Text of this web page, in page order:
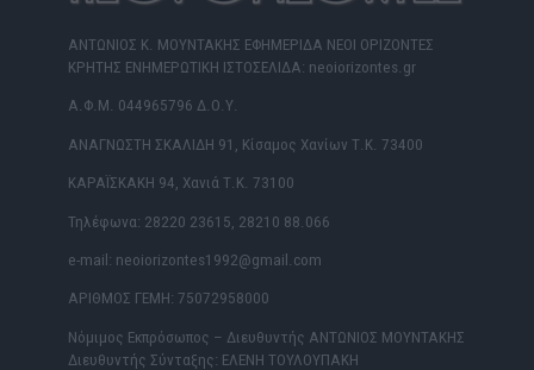
ΑΝΤΩΝΙΟΣ Κ. ΜΟΥΝΤΑΚΗΣ ΕΦΗΜΕΡΙΔΑ ΝΕΟΙ ΟΡΙΖΟΝΤΕΣ
ΚΡΗΤΗΣ ΕΝΗΜΕΡΩΤΙΚΗ ΙΣΤΟΣΕΛΙΔΑ: neoiorizontes.gr
Α.Φ.Μ. 044965796 Δ.Ο.Υ.
ΑΝΑΓΝΩΣΤΗ ΣΚΑΛΙΔΗ 91, Κίσαμος Χανίων Τ.Κ. 73400
ΚΑΡΑΪΣΚΑΚΗ 94, Χανιά Τ.Κ. 73100
Τηλέφωνα: 28220 23615, 28210 88.066
e-mail: neoiorizontes1992@gmail.com
ΑΡΙΘΜΟΣ ΓΕΜΗ: 75072958000
Νόμιμος Εκπρόσωπος – Διευθυντής ΑΝΤΩΝΙΟΣ ΜΟΥΝΤΑΚΗΣ
Διευθυντής Σύνταξης: ΕΛΕΝΗ ΤΟΥΛΟΥΠΑΚΗ